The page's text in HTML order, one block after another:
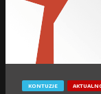
KONTUZJE